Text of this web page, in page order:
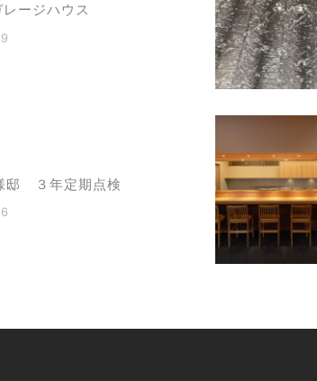
レージハウス
邸 ３年定期点検